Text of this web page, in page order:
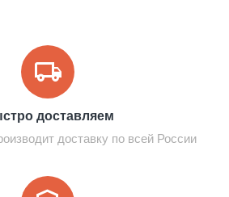
доставляем
доставку по всей России